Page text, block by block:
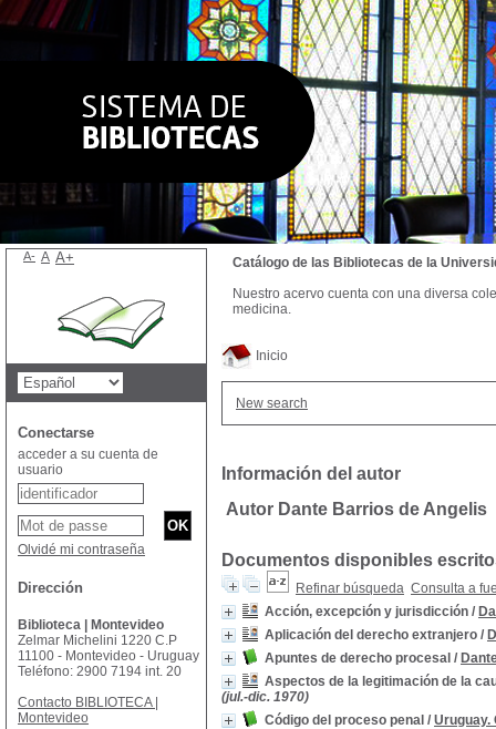
Inicio
New search
Información del autor
Autor Dante Barrios de Angelis
Documentos disponibles
Refinar búsqueda Consulta a
Acción, excepción y jurisdicción /
Aplicación del derecho extranjero /
Apuntes de derecho procesal /
Aspectos de la legitimación de la
(jul.-dic. 1970)
Código del proceso penal / Uruguay.
Catálogo de las Bibliotecas de la
Nuestro acervo cuenta con una diversa
medicina.
A- A A+
Conectarse
acceder a su cuenta de
usuario
Olvidé mi contraseña
Dirección
Biblioteca | Montevideo
Zelmar Michelini 1220 C.P
11100 - Montevideo - Uruguay
Teléfono: 2900 7194 int. 20
Contacto BIBLIOTECA |
Montevideo